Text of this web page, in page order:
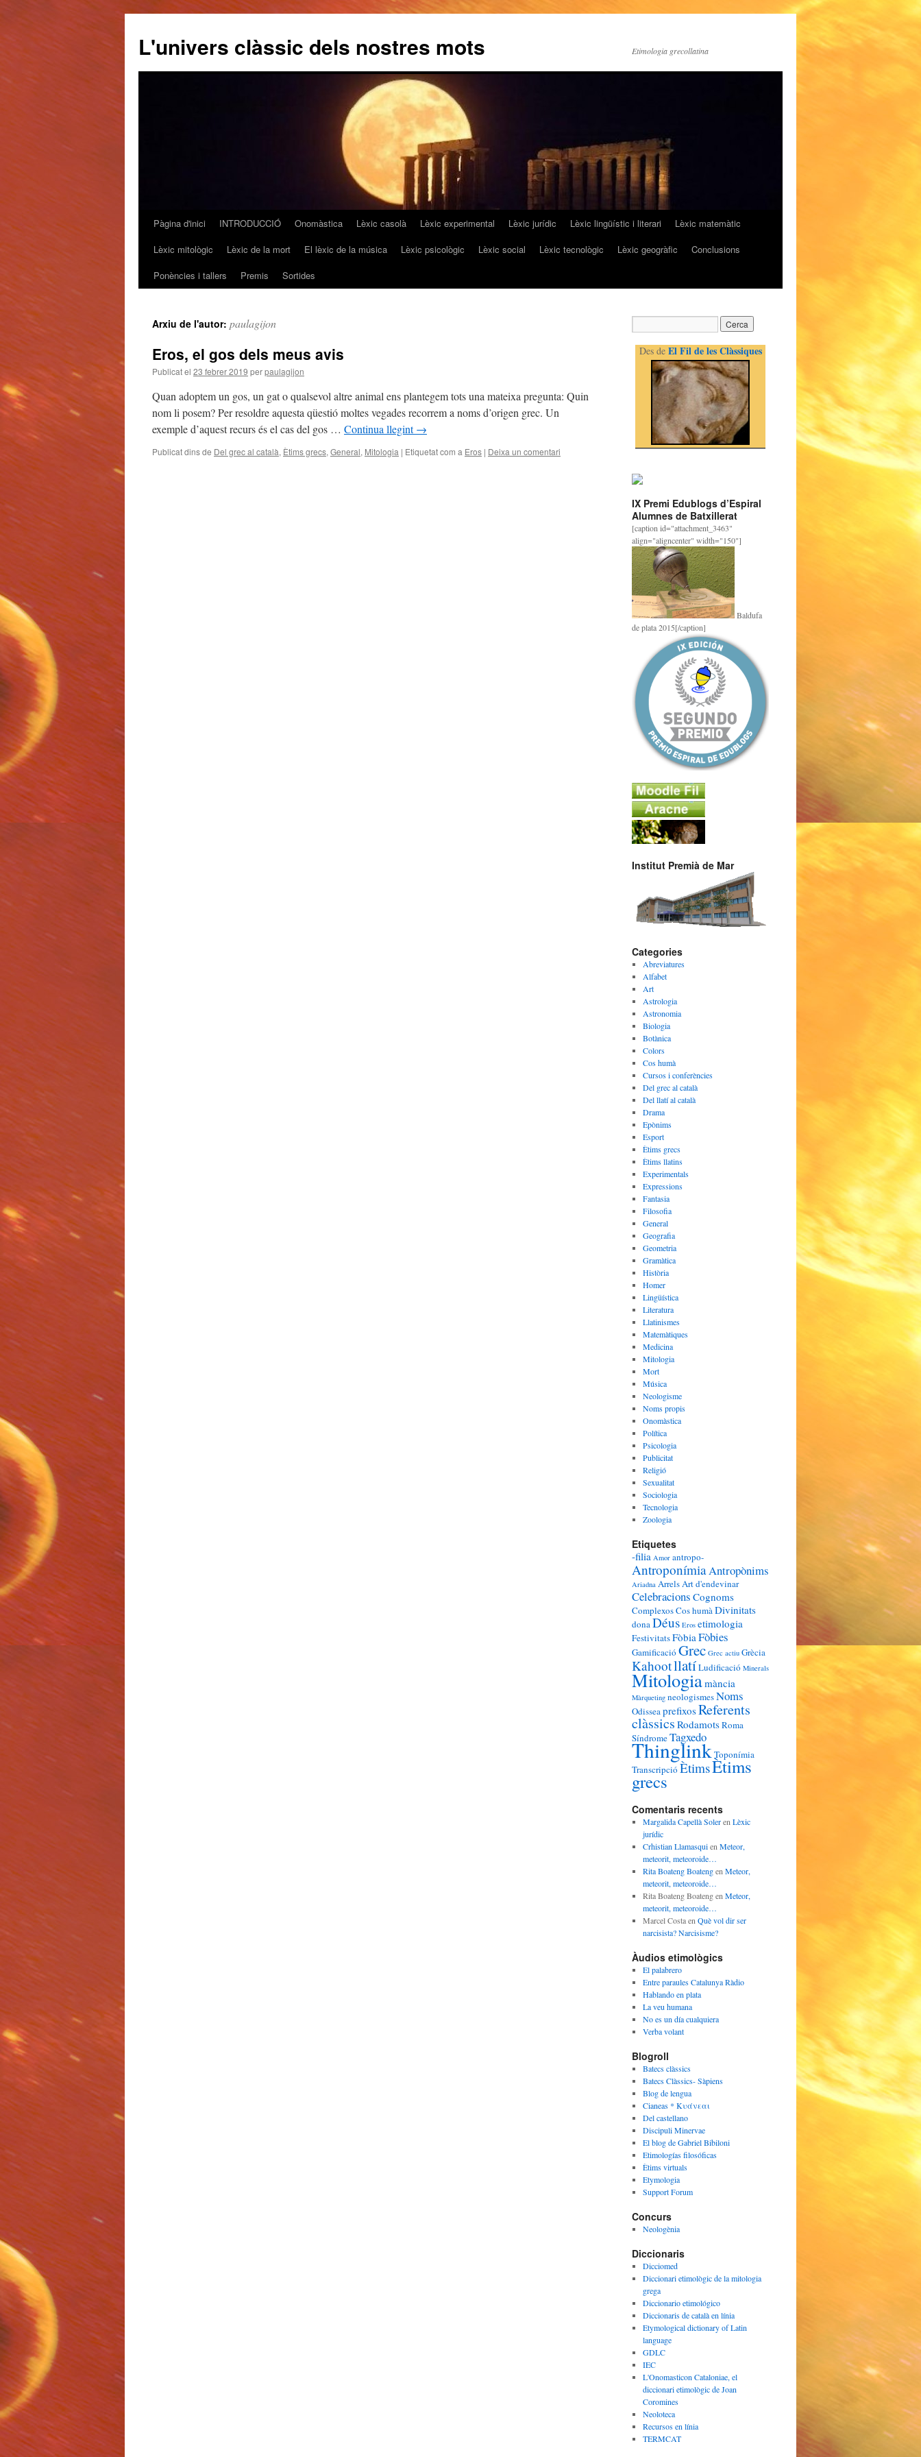
L'univers clàssic dels nostres mots Etimologia grecollatina
Vés
contingut
Pàgina d'inici INTRODUCCIÓ Onomàstica Lèxic casolà Lèxic experimental Lèxic jurídic Lèxic lingüístic i literari
Lèxic matemàtic
Lèxic mitològic
Lèxic de la mort El lèxic de la música Lèxic psicològic Lèxic social Lèxic tecnològic Lèxic geogràfic
Conclusions
Ponències i tallers
Premis Sortides
Arxiu de l'autor: paulagijon
Eros, el gos dels meus avis
Publicat el 23 febrer 2019 perpaulagijon
Quan adoptem un gos, un gat o qualsevol altre animal ens plantegem tots una mateixa pregunta: Quin
nom li posem? Per resoldre aquesta qüestió moltes vegades recorrem a noms d’origen grec. Un
exemple d’aquest recurs és el cas del gos … Continua llegint→
Publicat dins de Del grec al català, Ètims grecs, General, Mitologia | Etiquetat com a Eros | Deixa un comentari
Des de El Fil de les Clàssiques
IX Premi Edublogs d’Espiral
Alumnes de Batxillerat
[caption id="attachment_3463"
align="aligncenter" width="150"]
Baldufa
de plata 2015[/caption]
Institut Premià de Mar
Categories
Abreviatures
Alfabet
Art
Astrologia
Astronomia
Biologia
Botànica
Colors
Cos humà
Cursos i conferències
Del grec al català
Del llatí al català
Drama
Epònims
Esport
Ètims grecs
Ètims llatins
Experimentals
Expressions
Fantasia
Filosofia
General
Geografia
Geometria
Gramàtica
Història
Homer
Lingüística
Literatura
Llatinismes
Matemàtiques
Medicina
Mitologia
Mort
Música
Neologisme
Noms propis
Onomàstica
Política
Psicologia
Publicitat
Religió
Sexualitat
Sociologia
Tecnologia
Zoologia
Etiquetes
-filia Amor antropo-
AntroponímiaAntropònims
Ariadna Arrels Art d'endevinar
Celebracions Cognoms
ComplexosCos humà Divinitats
dona Déus Eros etimologia
FestivitatsFòbia Fòbies
Gamificació Grec Grec actiu Grècia
KahootllatíLudificació Minerals
Mitologiamància
Màrqueting neologismesNoms
Odissea prefixosReferents
clàssics RodamotsRoma
SíndromeTagxedo
Thinglink Toponímia
Transcripció ÈtimsÈtims
grecs
Comentaris recents
Margalida Capellà Soleren Lèxic
jurídic
Crhistian Llamasquien Meteor,
meteorit, meteoroide…
Rita Boateng Boatengen Meteor,
meteorit, meteoroide…
Rita Boateng Boatengen Meteor,
meteorit, meteoroide…
Marcel Costaen Què vol dir ser
narcisista? Narcisisme?
Àudios etimològics
El palabrero
Entre paraules Catalunya Ràdio
Hablando en plata
La veu humana
No es un día cualquiera
Verba volant
Blogroll
Batecs clàssics
Batecs Clàssics- Sàpiens
Blog de lengua
Cianeas * Κυάνεαι
Del castellano
Discipuli Minervae
El blog de Gabriel Bibiloni
Etimologías filosóficas
Ètims virtuals
Etymologia
Support Forum
Concurs
Neologènia
Diccionaris
Dicciomed
Diccionari etimològic de la mitologia
grega
Diccionario etimológico
Diccionaris de català en línia
Etymological dictionary of Latin
language
GDLC
IEC
L'Onomasticon Cataloniae, el
diccionari etimològic de Joan
Coromines
Neoloteca
Recursos en línia
TERMCAT